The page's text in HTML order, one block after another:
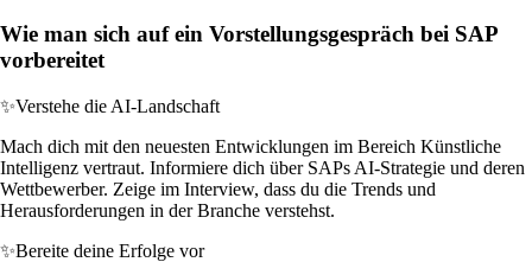
Wie man sich auf ein Vorstellungsgespräch bei SAP
vorbereitet
✨Verstehe die AI-Landschaft
Mach dich mit den neuesten Entwicklungen im Bereich Künstliche
Intelligenz vertraut. Informiere dich über SAPs AI-Strategie und deren
Wettbewerber. Zeige im Interview, dass du die Trends und
Herausforderungen in der Branche verstehst.
✨Bereite deine Erfolge vor